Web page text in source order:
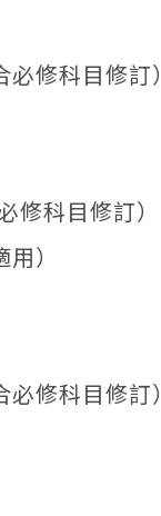
修科目修訂）
科目修訂）
）
修科目修訂）